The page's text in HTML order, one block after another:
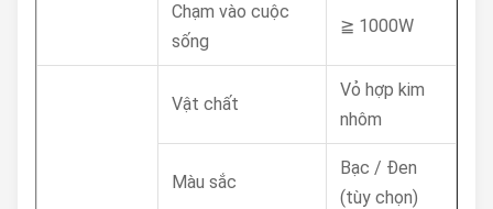
Chạm vào cuộc
sống
≧ 1000W
Vật chất
Vỏ hợp kim
nhôm
Màu sắc
Bạc / Đen
(tùy chọn)